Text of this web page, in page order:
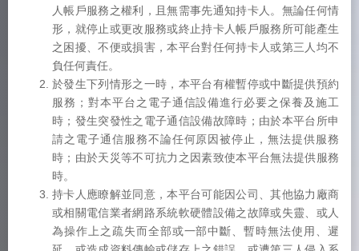
人帳戶服務之權利，且無需事先通知持卡人。無論任何情
形，就停止或更改服務或終止持卡人帳戶服務所可能產生
之困擾、不便或損害，本平台對任何持卡人或第三人均不
負任何責任。
於發生下列情形之一時，本平台有權暫停或中斷提供預約
服務；對本平台之電子通信設備進行必要之保養及施工
時；發生突發性之電子通信設備故障時；由於本平台所申
請之電子通信服務不論任何原因被停止，無法提供服務
時；由於天災等不可抗力之因素致使本平台無法提供服務
時。
持卡人應瞭解並同意，本平台可能因公司、其他協力廠商
或相關電信業者網路系統軟硬體設備之故障或失靈、或人
為操作上之疏失而全部或一部中斷、暫時無法使用、遲